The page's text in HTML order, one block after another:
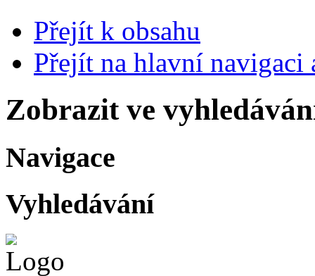
Přejít k obsahu
Přejít na hlavní navigaci
Zobrazit ve
Navigace
Vyhledávání